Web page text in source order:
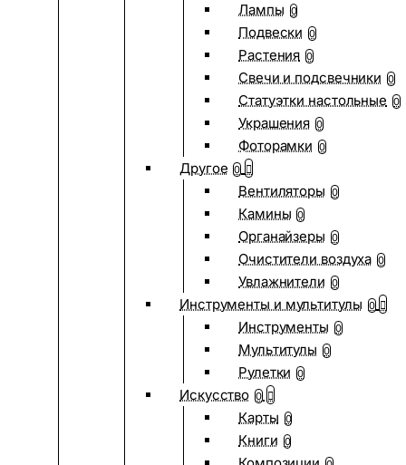
Лампы 0
Подвески 0
Растения 0
Свечи и подсвечники 0
Статуэтки настольные 0
Украшения 0
Фоторамки 0
Другое 0
Вентиляторы 0
Камины 0
Органайзеры 0
Очистители воздуха 0
Увлажнители 0
Инструменты и мультитулы 0
Инструменты 0
Мультитулы 0
Рулетки 0
Искусство 0
Карты 0
Книги 0